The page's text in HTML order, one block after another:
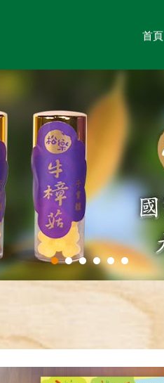
首頁